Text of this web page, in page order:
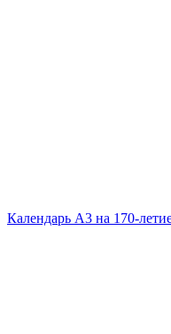
Календарь А3 на 170-